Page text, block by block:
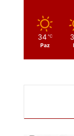
34 ℃
Paz